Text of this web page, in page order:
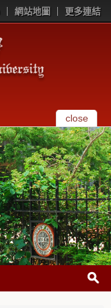
網站地圖 更多連結
close